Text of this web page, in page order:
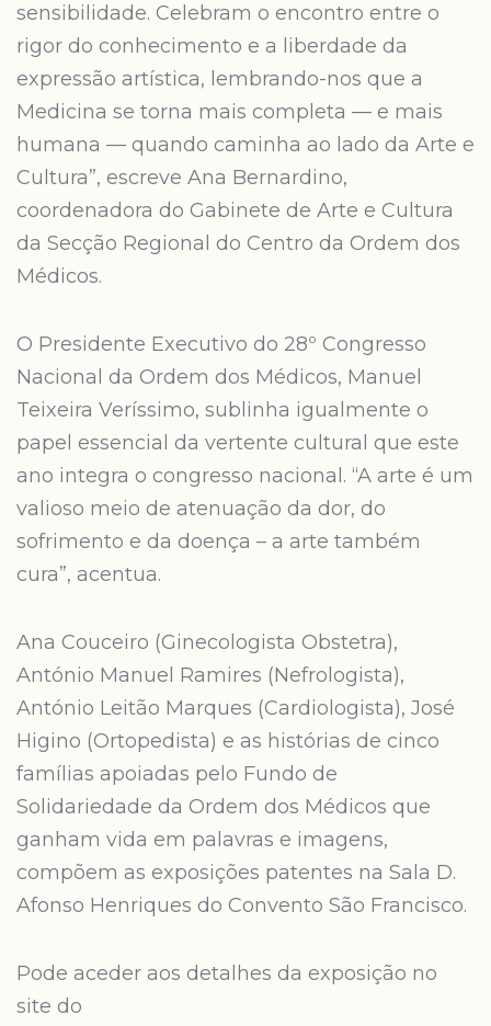
sensibilidade. Celebram o encontro entre o
rigor do conhecimento e a liberdade da
expressão artística, lembrando-nos que a
Medicina se torna mais completa — e mais
humana — quando caminha ao lado da Arte e
Cultura”, escreve Ana Bernardino,
coordenadora do Gabinete de Arte e Cultura
da Secção Regional do Centro da Ordem dos
Médicos.
O Presidente Executivo do 28º Congresso
Nacional da Ordem dos Médicos, Manuel
Teixeira Veríssimo, sublinha igualmente o
papel essencial da vertente cultural que este
ano integra o congresso nacional. “A arte é um
valioso meio de atenuação da dor, do
sofrimento e da doença – a arte também
cura”, acentua.
Ana Couceiro (Ginecologista Obstetra),
António Manuel Ramires (Nefrologista),
António Leitão Marques (Cardiologista), José
Higino (Ortopedista) e as histórias de cinco
famílias apoiadas pelo Fundo de
Solidariedade da Ordem dos Médicos que
ganham vida em palavras e imagens,
compõem as exposições patentes na Sala D.
Afonso Henriques do Convento São Francisco.
Pode aceder aos detalhes da exposição no
site do